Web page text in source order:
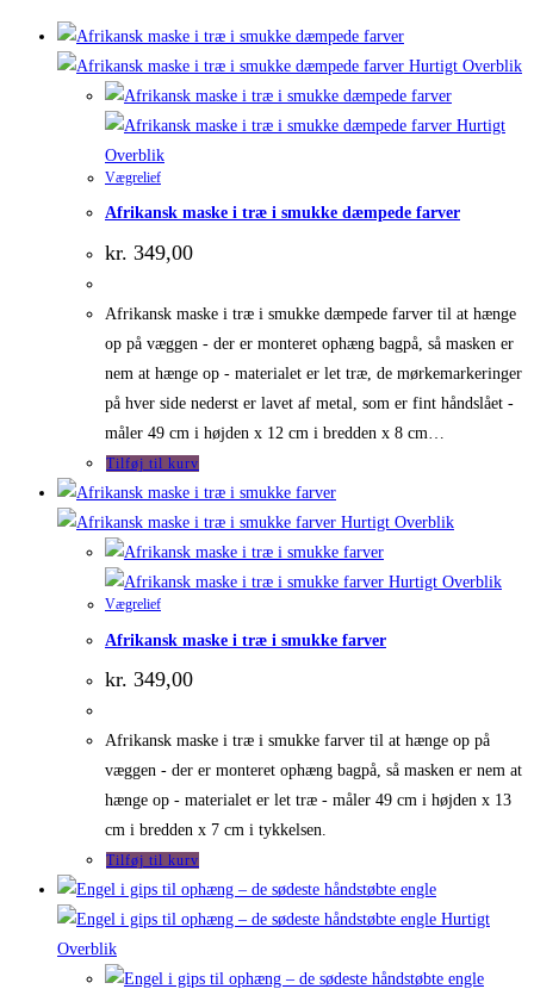
Hurtigt Overblik
Hurtigt
Overblik
Vægrelief
Afrikansk maske i træ i smukke dæmpede farver
kr. 349,00
Afrikansk maske i træ i smukke dæmpede farver til at hænge
op på væggen - der er monteret ophæng bagpå, så masken er
nem at hænge op - materialet er let træ, de mørkemarkeringer
på hver side nederst er lavet af metal, som er fint håndslået -
måler 49 cm i højden x 12 cm i bredden x 8 cm…
Tilføj til kurv
Hurtigt Overblik
Hurtigt Overblik
Vægrelief
Afrikansk maske i træ i smukke farver
kr. 349,00
Afrikansk maske i træ i smukke farver til at hænge op på
væggen - der er monteret ophæng bagpå, så masken er nem at
hænge op - materialet er let træ - måler 49 cm i højden x 13
cm i bredden x 7 cm i tykkelsen.
Tilføj til kurv
Hurtigt
Overblik